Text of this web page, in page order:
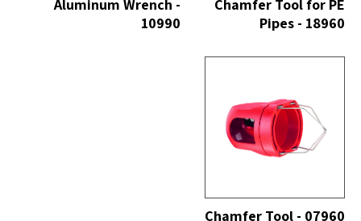
Chamfer Tool for PE
Pipes - 18960
Aluminum Wrench -
10990
Chamfer Tool - 07960